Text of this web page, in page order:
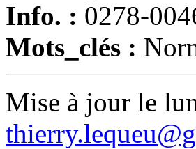
Info. : 0278-
Mots_clés :
Mise à jour le